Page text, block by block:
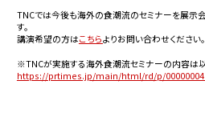
TNCでは今後も海外の食潮流のセミナーを展示
す。
講演希望の方はこちらよりお問い合わせください。
※TNCが実施する海外食潮流セミナーの内容は以
https://prtimes.jp/main/html/rd/p/